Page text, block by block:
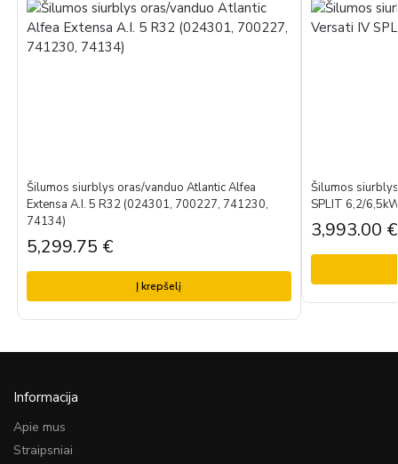
Šilumos siurblys oras/vanduo Atlantic Alfea
Extensa A.I. 5 R32 (024301, 700227, 741230,
74134)
5,299.75 €
Į krepšelį
Šilumos
SPLIT 6,2/
3,993.00 €
Informacija
Apie mus
Straipsniai